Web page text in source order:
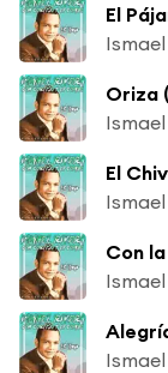
El
Oriza
El
Con